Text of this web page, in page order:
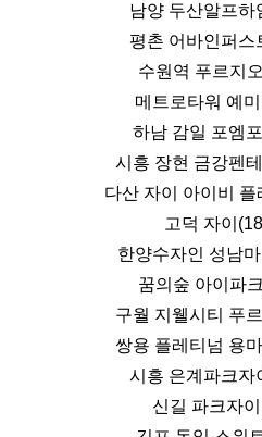
남양 두산알프하
평촌 어바인퍼스
수원역 푸르지
메트로타워 예
하남 감일 포엠
시흥 장현 금강펜
다산 자이 아이비
고덕 자이
한양수자인 성남
꿈의숲 아이파
구월 지웰시티 푸
쌍용 플레티넘 용
시흥 은계파크자
신길 파크자